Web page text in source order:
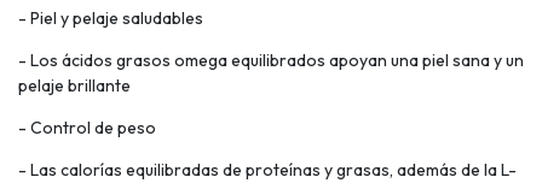
- Piel y pelaje saludables
- Los ácidos grasos omega equilibrados apoyan una piel sana y un
pelaje brillante
- Control de peso
- Las calorías equilibradas de proteínas y grasas, además de la L-